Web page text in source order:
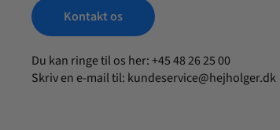
Kontakt os
Du kan ringe til os her: +45 48 26 25 00
Skriv en e-mail til: kundeservice@hejholger.dk